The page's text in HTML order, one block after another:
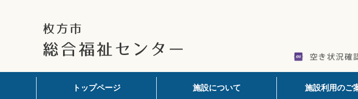
トップページ 施設について 施設利用のご